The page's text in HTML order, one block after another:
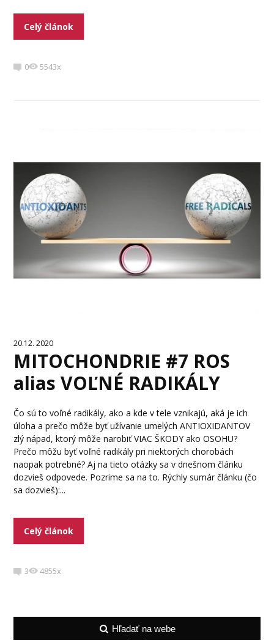
Celý článok
0 5543x
20.12. 2020
MITOCHONDRIE #7 ROS
alias VOĽNÉ RADIKÁLY
Čo sú to voľné radikály, ako a kde v tele vznikajú, aká je ich
úloha a prečo môže byť užívanie umelých ANTIOXIDANTOV
zlý nápad, ktorý môže narobiť VIAC ŠKODY ako OSOHU?
Prečo môžu byť voľné radikály pri niektorých chorobách
naopak potrebné? Aj na tieto otázky sa v dnešnom článku
dozvieš odpovede. Pozrime sa na to. Rýchly sumár článku (čo
sa dozvieš):...
Celý článok
3 4855x
Hľadať na webe